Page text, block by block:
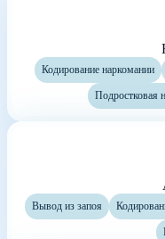
Кодирование наркомании
Подростковая
Вывод из запоя